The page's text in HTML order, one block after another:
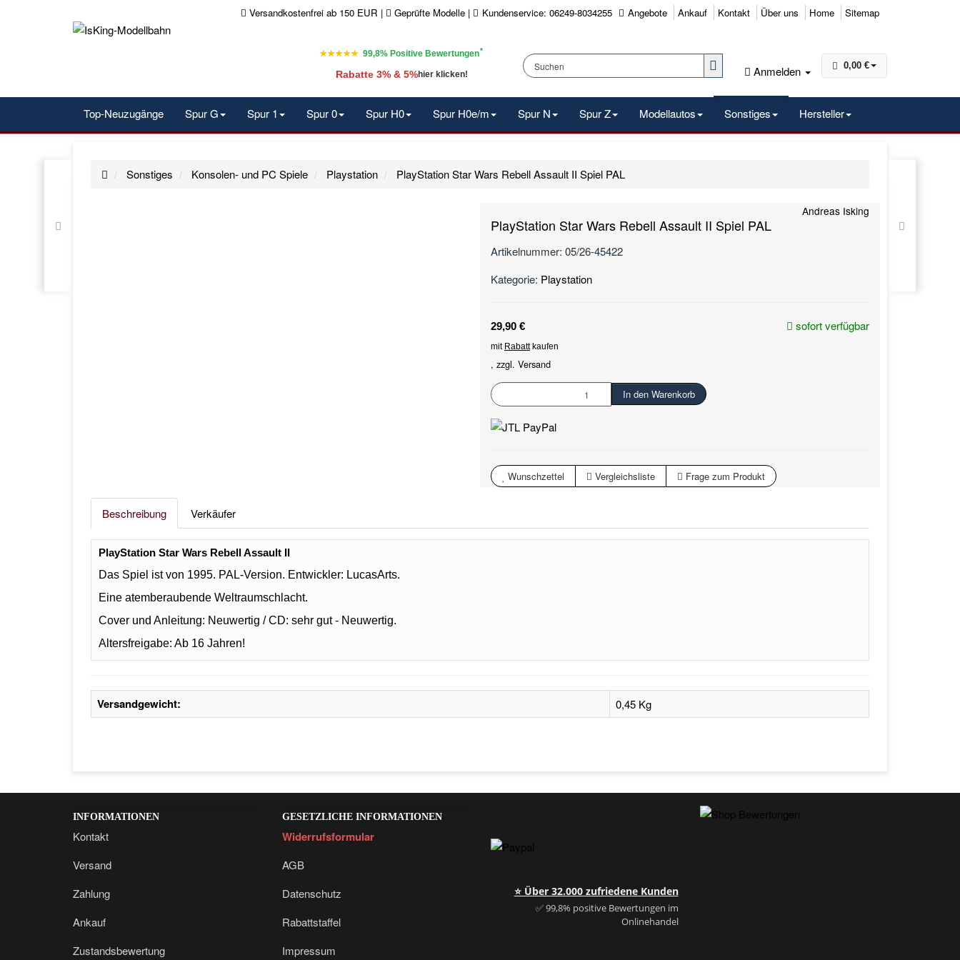
Versandkostenfrei ab 150 EUR | Geprüfte Modelle | Kundenservice: 06249-8034255 Angebote Ankauf Kontakt Über uns Home Sitemap
★★★★★ 99,8% Positive Bewertungen*
Rabatte 3% & 5%hier klicken! Anmelden 0,00 €
Top-Neuzugänge Spur G Spur 1 Spur 0 Spur H0 Spur H0e/m Spur N Spur Z Modellautos Sonstiges Hersteller
Sonstiges Konsolen- und PC Spiele Playstation PlayStation Star Wars Rebell Assault II Spiel PAL
Andreas Isking
PlayStation Star Wars Rebell Assault II Spiel PAL
Artikelnummer: 05/26-45422
Kategorie: Playstation
29,90 €
mit Rabattkaufen
, zzgl. Versand
sofort verfügbar
In den Warenkorb
Wunschzettel Vergleichsliste Frage zum Produkt
Beschreibung Verkäufer
PlayStation Star Wars Rebell Assault II
Das Spiel ist von 1995. PAL-Version. Entwickler: LucasArts.
Eine atemberaubende Weltraumschlacht.
Cover und Anleitung: Neuwertig /CD: sehr gut - Neuwertig.
Altersfreigabe: Ab 16 Jahren!
Versandgewicht: 0,45 Kg
INFORMATIONEN
Kontakt
Versand
Zahlung
Ankauf
Zustandsbewertung
GESETZLICHE INFORMATIONEN
Widerrufsformular
AGB
Datenschutz
Rabattstaffel
Impressum
⭐ Über 32.000 zufriedene Kunden
✅ 99,8% positive Bewertungen im
Onlinehandel